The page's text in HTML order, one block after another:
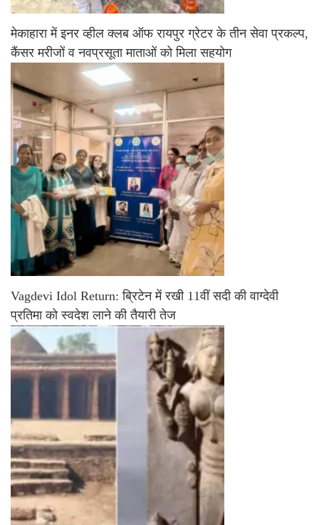
मेकाहारा में इनर व्हील क्लब ऑफ रायपुर ग्रेटर के तीन सेवा प्रकल्प,
कैंसर मरीजों व नवप्रसूता माताओं को मिला सहयोग
Vagdevi Idol Return: ब्रिटेन में रखी 11वीं सदी की वाग्देवी
प्रतिमा को स्वदेश लाने की तैयारी तेज